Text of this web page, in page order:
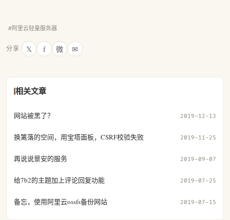
#阿里云轻量服务器
分享 𝕏 f 微 ✉
相关文章
网站被黑了？ 2019-12-13
换篱落的空间，用宝塔面板，CSRF校验失败 2019-11-25
再说说景安的服务 2019-09-07
给7b2的主题加上评论回复功能 2019-07-25
备忘，使用阿里云ossfs备份网站 2019-07-15